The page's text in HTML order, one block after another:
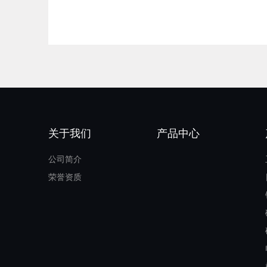
关于我们
公司简介
荣誉资质
产品中心